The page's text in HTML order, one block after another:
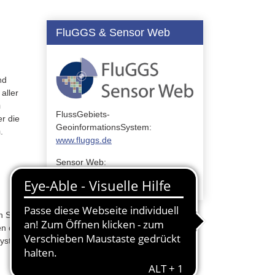
aller
die
der
FluGGS & Sensor Web
FlussGebiets-
GeoinformationsSystem:
www.fluggs.de
Sensor Web: